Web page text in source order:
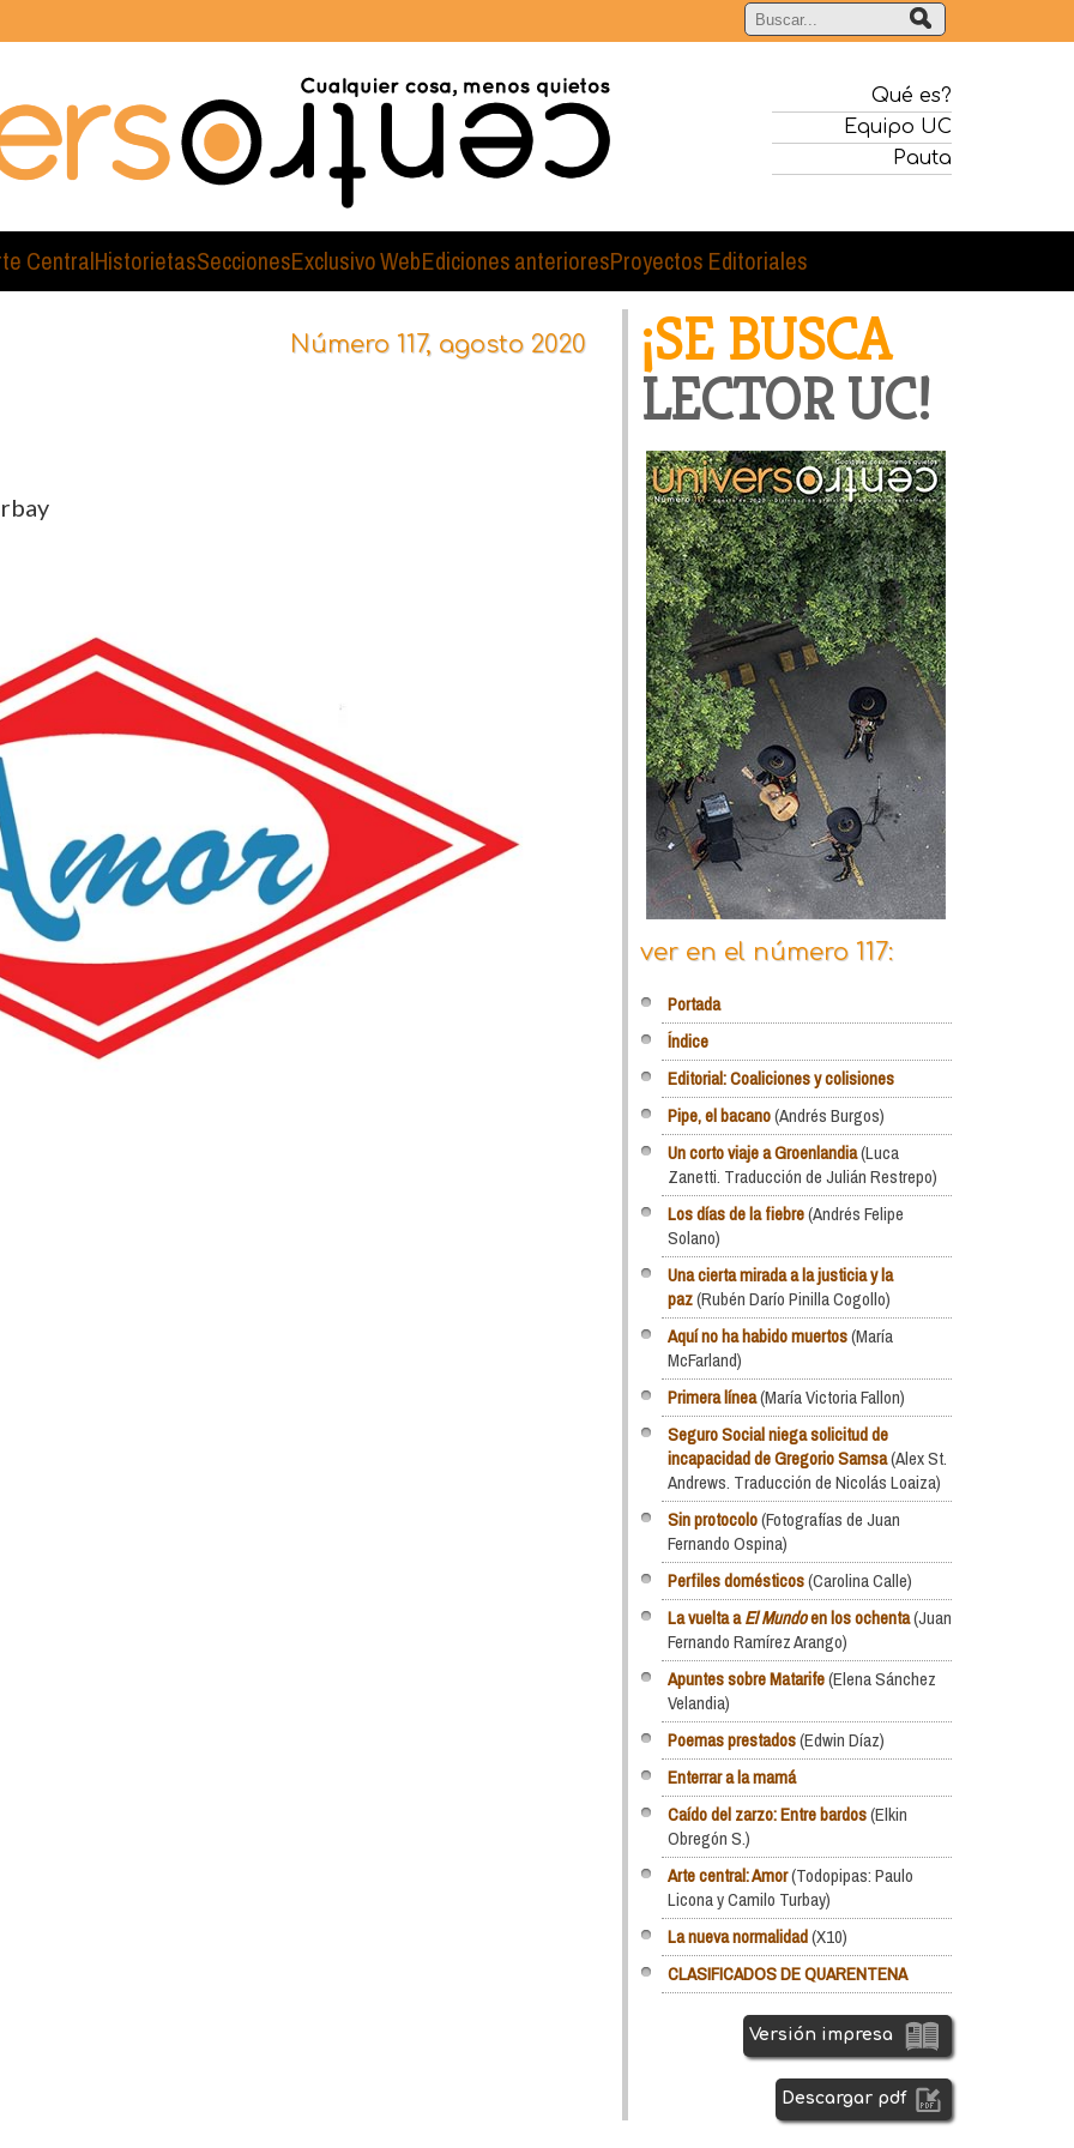
Qué es?
Equipo UC
Pauta
CentralHistorietasSeccionesExclusivo WebEdiciones anterioresProyectos Editoriales
Número 117, agosto 2020 ¡SE BUSCA
LECTOR UC!
ver en el número 117:
Portada
Índice
Editorial: Coaliciones y colisiones
Pipe, el bacano(Andrés Burgos)
Un corto viaje a Groenlandia(Luca
Zanetti. Traducción de Julián Restrepo)
Los días de la fiebre(Andrés Felipe
Solano)
Una cierta mirada a la justicia y la
paz(Rubén Darío Pinilla Cogollo)
Aquí no ha habido muertos(María
McFarland)
Primera línea(María Victoria Fallon)
Seguro Social niega solicitud de
incapacidad de Gregorio Samsa(Alex St.
Andrews. Traducción de Nicolás Loaiza)
Sin protocolo(Fotografías de Juan
Fernando Ospina)
Perfiles domésticos(Carolina Calle)
La vuelta aEl Mundoen los ochenta(Juan
Fernando Ramírez Arango)
Apuntes sobre Matarife(Elena Sánchez
Velandia)
Poemas prestados(Edwin Díaz)
Enterrar a la mamá
Caído del zarzo: Entre bardos(Elkin
Obregón S.)
Arte central: Amor(Todopipas: Paulo
Licona y Camilo Turbay)
La nueva normalidad(X10)
CLASIFICADOS DE QUARENTENA
Versión impresa
Descargar pdf